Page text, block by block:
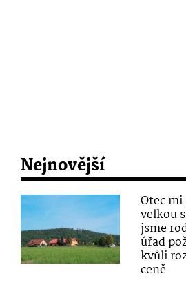
Nejnovější
Otec
velkou
jsme
úřad
kvůli
ceně